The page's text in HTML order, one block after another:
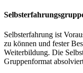
Selbsterfahrung ist
zu können und fester
Weiterbildung. Die
Gruppenformat